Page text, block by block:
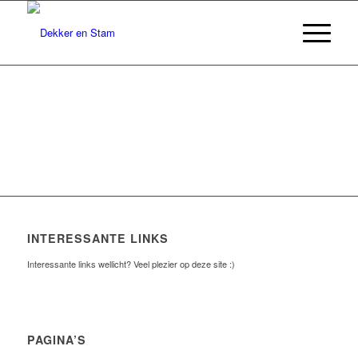
INTERESSANTE LINKS
Interessante links wellicht? Veel plezier op deze site :)
PAGINA’S